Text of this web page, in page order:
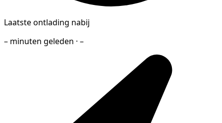
Laatste ontlading nabij
– minuten geleden · –